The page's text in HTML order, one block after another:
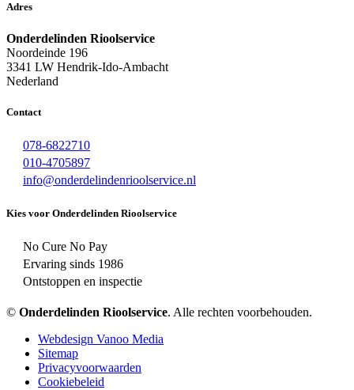
Adres
Onderdelinden Rioolservice
Noordeinde 196
3341 LW Hendrik-Ido-Ambacht
Nederland
Contact
078-6822710
010-4705897
info@onderdelindenrioolservice.nl
Kies voor Onderdelinden Rioolservice
No Cure No Pay
Ervaring sinds 1986
Ontstoppen en inspectie
© Onderdelinden Rioolservice. Alle rechten voorbehouden.
Webdesign Vanoo Media
Sitemap
Privacyvoorwaarden
Cookiebeleid